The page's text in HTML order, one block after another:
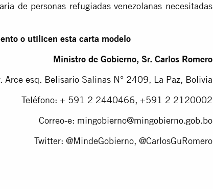
de personas refugiadas venezolanas necesitadas
o utilicen esta carta modelo
Ministro de Gobierno, Sr. Carlos Romero
Arce esq. Belisario Salinas N° 2409, La Paz, Bolivia
Teléfono: + 591 2 2440466, +591 2 2120002
Correo-e: mingobierno@mingobierno.gob.bo
Twitter: @MindeGobierno, @CarlosGuRomero